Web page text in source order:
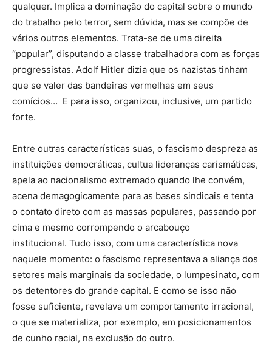
qualquer. Implica a dominação do capital sobre o mundo
do trabalho pelo terror, sem dúvida, mas se compõe de
vários outros elementos. Trata-se de uma direita
“popular”, disputando a classe trabalhadora com as forças
progressistas. Adolf Hitler dizia que os nazistas tinham
que se valer das bandeiras vermelhas em seus
comícios… E para isso, organizou, inclusive, um partido
forte.
Entre outras características suas, o fascismo despreza as
instituições democráticas, cultua lideranças carismáticas,
apela ao nacionalismo extremado quando lhe convém,
acena demagogicamente para as bases sindicais e tenta
o contato direto com as massas populares, passando por
cima e mesmo corrompendo o arcabouço
institucional. Tudo isso, com uma característica nova
naquele momento: o fascismo representava a aliança dos
setores mais marginais da sociedade, o lumpesinato, com
os detentores do grande capital. E como se isso não
fosse suficiente, revelava um comportamento irracional,
o que se materializa, por exemplo, em posicionamentos
de cunho racial, na exclusão do outro.